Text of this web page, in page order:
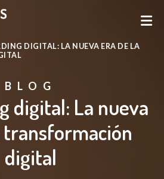
DIGITAL: LA NUEVA ERA DE LA
BLOG
digital: La nueva
transformación
digital